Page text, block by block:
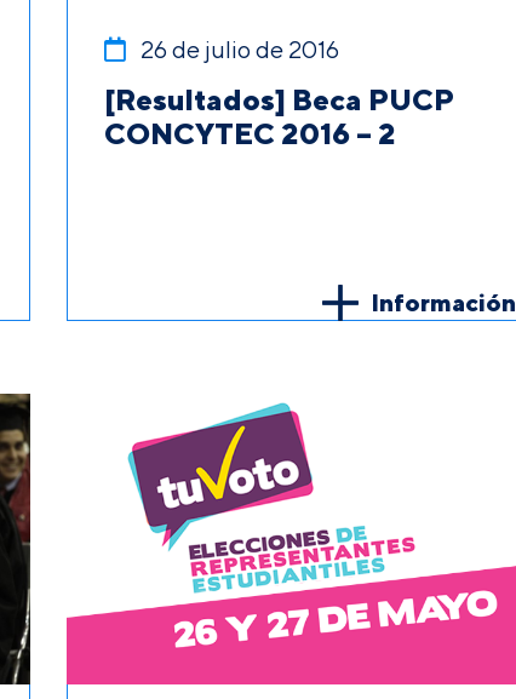
26 de julio de 2016
[Resultados] Beca PUCP
CONCYTEC 2016 – 2
Información